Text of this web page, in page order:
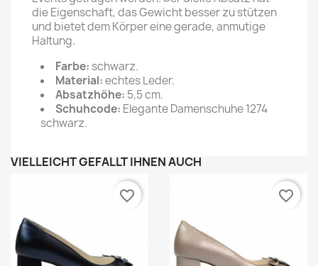
die Eigenschaft, das Gewicht besser zu stützen
und bietet dem Körper eine gerade, anmutige
Haltung.
Farbe: schwarz.
Material:echtes Leder.
Absatzhöhe: 5,5 cm.
Schuhcode: Elegante Damenschuhe 1274
schwarz.
VIELLEICHT GEFÄLLT IHNEN AUCH
favorite_border favorite_border